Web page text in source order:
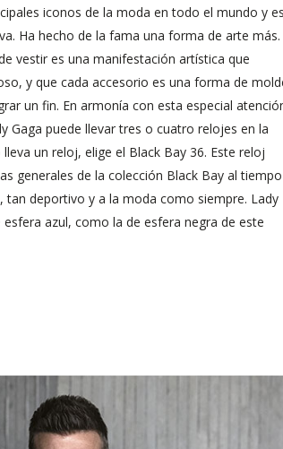
iconos de la moda en todo el mundo y es
Ha hecho de la fama una forma de arte más.
vestir es una manifestación artística que
y que cada accesorio es una forma de
un fin. En armonía con esta especial
Gaga puede llevar tres o cuatro relojes en la
un reloj, elige el Black Bay 36. Este reloj
generales de la colección Black Bay al tiempo
tan deportivo y a la moda como siempre. Lady
azul, como la de esfera negra de este